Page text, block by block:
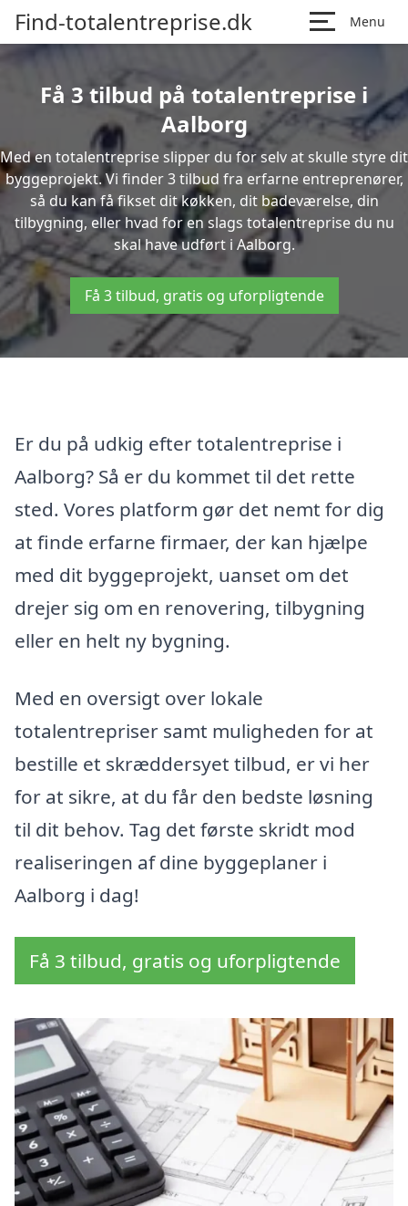
Find-totalentreprise.dk Menu
Få 3 tilbud på totalentreprise i
Aalborg
Med en totalentreprise slipper du for selv at skulle styre dit
byggeprojekt. Vi finder 3 tilbud fra erfarne entreprenører,
så du kan få fikset dit køkken, dit badeværelse, din
tilbygning, eller hvad for en slags totalentreprise du nu
skal have udført i Aalborg.
Få 3 tilbud, gratis og uforpligtende
Er du på udkig efter totalentreprise i
Aalborg? Så er du kommet til det rette
sted. Vores platform gør det nemt for dig
at finde erfarne firmaer, der kan hjælpe
med dit byggeprojekt, uanset om det
drejer sig om en renovering, tilbygning
eller en helt ny bygning.
Med en oversigt over lokale
totalentrepriser samt muligheden for at
bestille et skræddersyet tilbud, er vi her
for at sikre, at du får den bedste løsning
til dit behov. Tag det første skridt mod
realiseringen af dine byggeplaner i
Aalborg i dag!
Få 3 tilbud, gratis og uforpligtende